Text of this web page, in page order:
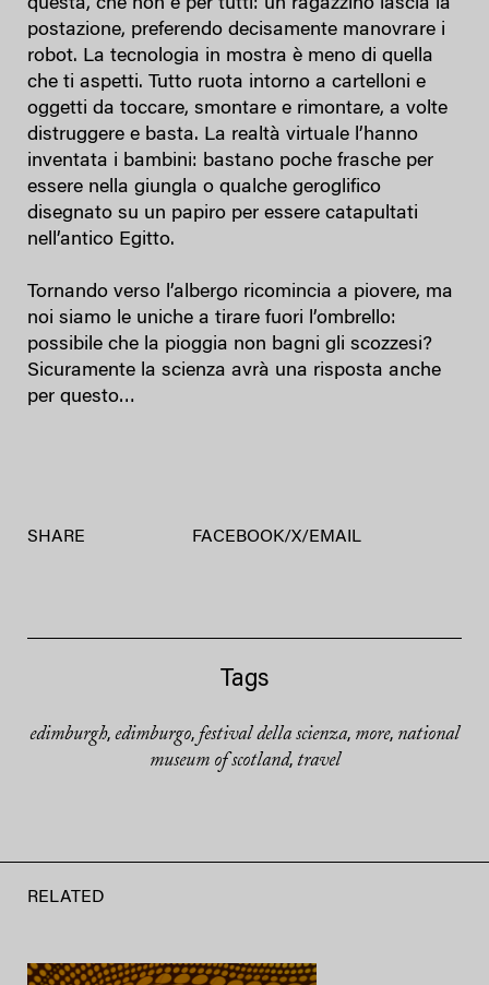
questa, che non è per tutti: un ragazzino lascia la
postazione, preferendo decisamente manovrare i
robot. La tecnologia in mostra è meno di quella
che ti aspetti. Tutto ruota intorno a cartelloni e
oggetti da toccare, smontare e rimontare, a volte
distruggere e basta. La realtà virtuale l’hanno
inventata i bambini: bastano poche frasche per
essere nella giungla o qualche geroglifico
disegnato su un papiro per essere catapultati
nell’antico Egitto.
Tornando verso l’albergo ricomincia a piovere, ma
noi siamo le uniche a tirare fuori l’ombrello:
possibile che la pioggia non bagni gli scozzesi?
Sicuramente la scienza avrà una risposta anche
per questo…
SHARE FACEBOOK/X/EMAIL
Tags
edimburgh, edimburgo, festival della scienza, more, national
museum of scotland, travel
RELATED